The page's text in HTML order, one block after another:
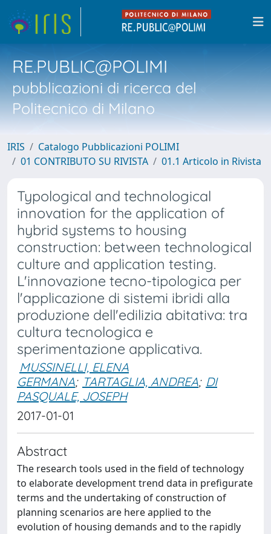
RE.PUBLIC@POLIMI
pubblicazioni di ricerca del
Politecnico di Milano
IRIS
Catalogo Pubblicazioni POLIMI
01 CONTRIBUTO SU RIVISTA
01.1 Articolo in Rivista
Typological and technological
innovation for the application of
hybrid systems to housing
construction: between technological
culture and application testing.
L'innovazione tecno-tipologica per
l'applicazione di sistemi ibridi alla
produzione dell'edilizia abitativa: tra
cultura tecnologica e
sperimentazione applicativa.
MUSSINELLI, ELENA
GERMANA; TARTAGLIA, ANDREA; DI
PASQUALE, JOSEPH
2017-01-01
Abstract
The research tools used in the field of technology
to elaborate development trend data in prefigurate
terms and the undertaking of construction of
planning scenarios are here applied to the
evolution of housing demands and to the rapidly